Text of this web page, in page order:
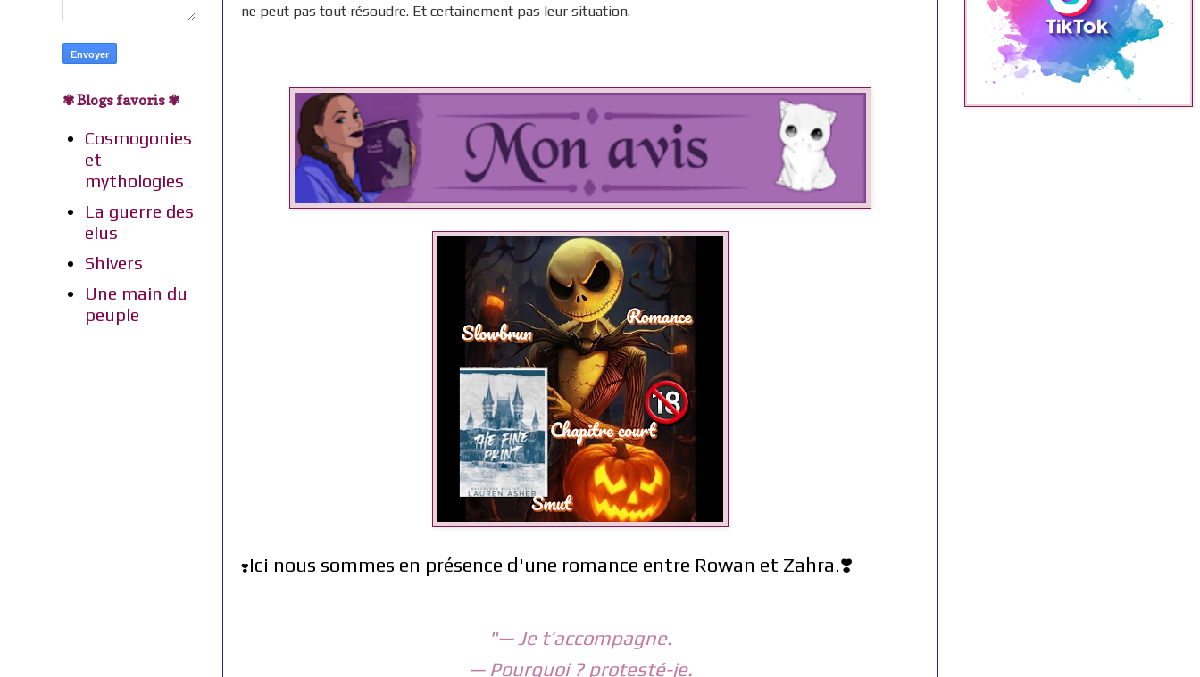
ne peut pas tout résoudre. Et certainement pas leur situation.
❣️Ici nous sommes en présence d'une romance entre Rowan et Zahra.❣️
"— Je t’accompagne.
— Pourquoi ? protesté-je.
✾ Blogs favoris ✾
Cosmogonies
et
mythologies
La guerre des
elus
Shivers
Une main du
peuple